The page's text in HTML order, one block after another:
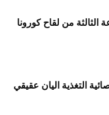
الثالثة من لقاح كورونا
التغذية اليان عقيقي